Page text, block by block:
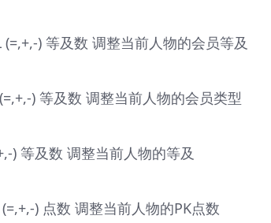
(=,+,-) 等及数 调整当前人物的会员等及
) 等及数 调整当前人物的会员类型
) 等及数 调整当前人物的等及
) 点数 调整当前人物的PK点数